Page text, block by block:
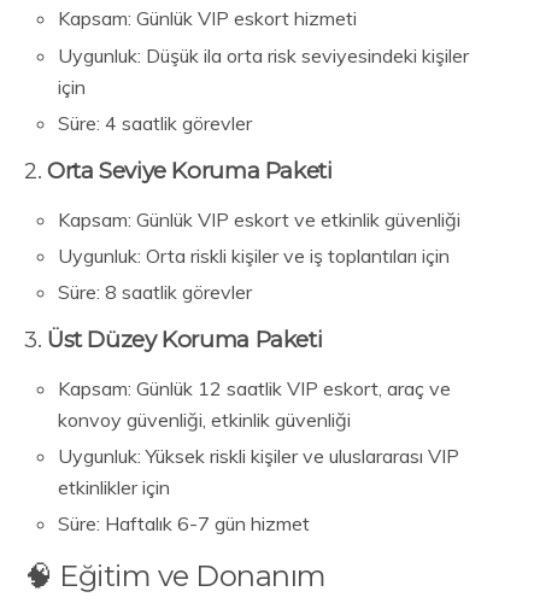
Kapsam: Günlük VIP eskort hizmeti
Uygunluk: Düşük ila orta risk seviyesindeki kişiler
için
Süre: 4 saatlik görevler
2. Orta Seviye Koruma Paketi
Kapsam: Günlük VIP eskort ve etkinlik güvenliği
Uygunluk: Orta riskli kişiler ve iş toplantıları için
Süre: 8 saatlik görevler
3. Üst Düzey Koruma Paketi
Kapsam: Günlük 12 saatlik VIP eskort, araç ve
konvoy güvenliği, etkinlik güvenliği
Uygunluk: Yüksek riskli kişiler ve uluslararası VIP
etkinlikler için
Süre: Haftalık 6-7 gün hizmet
🧠 Eğitim ve Donanım